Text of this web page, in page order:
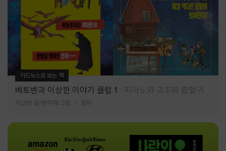
카드뉴스로 보는 책
베토벤과 이상한 이야기 클럽 1 피아노와 괴조와 흡혈귀
허교범 글/변우재 그림 창비